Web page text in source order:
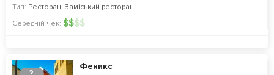
Тип: Ресторан, Заміський ресторан
Середній чек: $$$$
Феникс